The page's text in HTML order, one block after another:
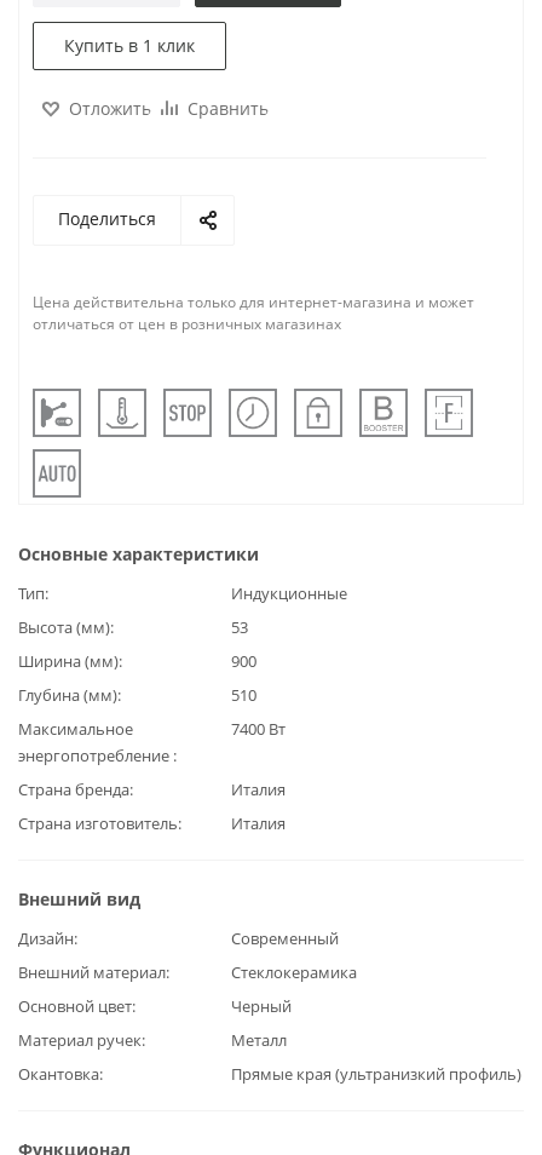
Купить в 1 клик
Отложить Сравнить
Поделиться
Цена действительна только для интернет-магазина и может
отличаться от цен в розничных магазинах
Основные характеристики
Тип
Индукционные
Высота (мм)
53
Ширина (мм)
900
Глубина (мм)
510
Максимальное
энергопотребление
7400 Вт
Страна бренда
Италия
Страна изготовитель
Италия
Внешний вид
Дизайн
Современный
Внешний материал
Стеклокерамика
Основной цвет
Черный
Материал ручек
Металл
Окантовка
Прямые края (ультранизкий профиль)
Функционал